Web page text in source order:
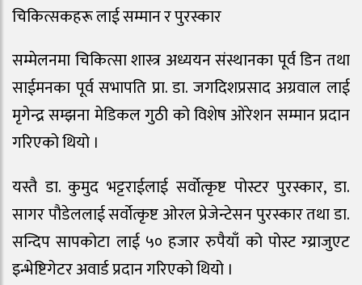
चिकित्सकहरू लाई सम्मान र पुरस्कार
सम्मेलनमा चिकित्सा शास्त्र अध्ययन संस्थानका पूर्व डिन तथा
साईमनका पूर्व सभापति प्रा. डा. जगदिशप्रसाद अग्रवाल लाई
मृगेन्द्र सम्झना मेडिकल गुठी को विशेष ओरेशन सम्मान प्रदान
गरिएको थियो ।
यस्तै डा. कुमुद भट्टराईलाई सर्वोत्कृष्ट पोस्टर पुरस्कार, डा.
सागर पौडेललाई सर्वोत्कृष्ट ओरल प्रेजेन्टेसन पुरस्कार तथा डा.
सन्दिप सापकोटा लाई ५० हजार रुपैयाँ को पोस्ट ग्य्राजुएट
इन्भेष्टिगेटर अवार्ड प्रदान गरिएको थियो ।